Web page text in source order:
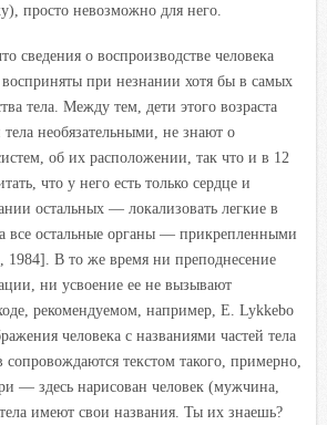
просто невозможно для него.
сведения о воспроизводстве человека
восприняты при незнании хотя бы в самых
тела. Между тем, дети этого возраста
необязательными, не знают о
об их расположении, так что и в 12
что у него есть только сердце и
остальных — локализовать легкие в
все остальные органы — прикрепленными
В то же время ни преподнесение
ни усвоение ее не вызывают
рекомендуемом, например, Е. Lykkebo
человека с названиями частей тела
текстом такого, примерно,
— здесь нарисован человек (мужчина,
имеют свои названия. Ты их знаешь?